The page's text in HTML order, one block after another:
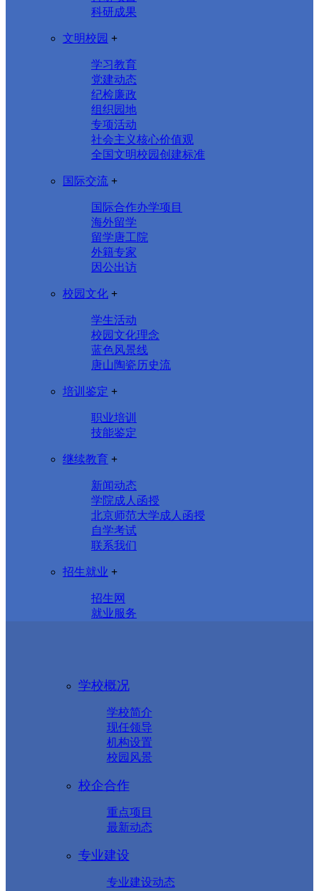
科研成果
文明校园 +
学习教育
党建动态
纪检廉政
组织园地
专项活动
社会主义核心价值观
全国文明校园创建标准
国际交流 +
国际合作办学项目
海外留学
留学唐工院
外籍专家
因公出访
校园文化 +
学生活动
校园文化理念
蓝色风景线
唐山陶瓷历史流
培训鉴定 +
职业培训
技能鉴定
继续教育 +
新闻动态
学院成人函授
北京师范大学成人函授
自学考试
联系我们
招生就业 +
招生网
就业服务
学校概况
学校简介
现任领导
机构设置
校园风景
校企合作
重点项目
最新动态
专业建设
专业建设动态